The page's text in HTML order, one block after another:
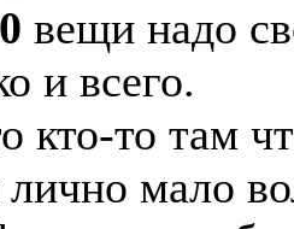
вещи надо
и всего.
кто-то там
мало